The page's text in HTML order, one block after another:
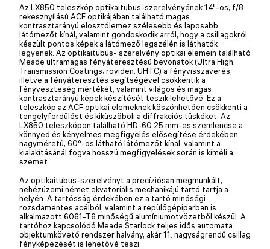
Az LX850 teleszkóp optikaitubus-szerelvényének 14"-os, f/8
rekesznyílású ACF optikájában található magas
kontrasztarányú elosztólemez szélesebb és laposabb
látómezőt kínál, valamint gondoskodik arról, hogy a csillagokról
készült pontos képek a látómező legszélén is láthatók
legyenek. Az optikaitubus- szerelvény optikai elemein található
Meade ultramagas fényáteresztésű bevonatok (Ultra High
Transmission Coatings; röviden: UHTC) a fényvisszaverés,
illetve a fényáteresztés segítségével csökkentik a
fényveszteség mértékét, valamint világos és magas
kontrasztarányú képek készítését teszik lehetővé. Ez a
teleszkóp az ACF optikai elemeknek köszönhetően csökkenti a
tengelyferdülést és kiküszöböli a diffrakciós tüskéket. Az
LX850 teleszkópon található HD-60 25 mm-es szemlencse a
könnyed és kényelmes megfigyelés elősegítése érdekében
nagyméretű, 60°-os látható látómezőt kínál, valamint a
kialakításánál fogva hosszú megfigyelések során is kíméli a
szemet.
Az optikaitubus-szerelvényt a precíziósan megmunkált,
nehézüzemi német ekvatoriális mechanikájú tartó tartja a
helyén. A tartósság érdekében ez a tartó minőségi
rozsdamentes acélból, valamint a repülőgépiparban is
alkalmazott 6061-T6 minőségű alumíniumötvözetből készül. A
tartóhoz kapcsolódó Meade Starlock teljes idős automata
objektumkövető rendszer halvány, akár 11. nagyságrendű csillag
fényképezését is lehetővé teszi.